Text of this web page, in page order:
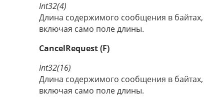
Int32(4)
Длина содержимого сообщения в байтах,
включая само поле длины.
CancelRequest (F)
Int32(16)
Длина содержимого сообщения в байтах,
включая само поле длины.